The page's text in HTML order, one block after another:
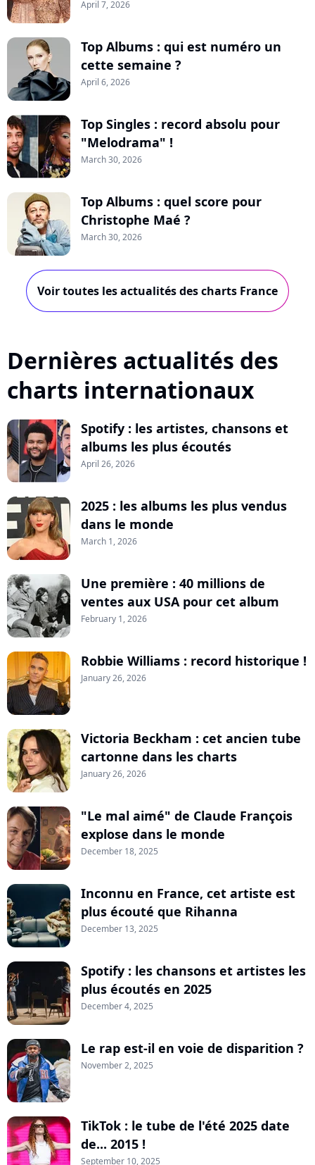
April 7, 2026
Top Albums : qui est numéro un
cette semaine ?
April 6, 2026
Top Singles : record absolu pour
"Melodrama" !
March 30, 2026
Top Albums : quel score pour
Christophe Maé ?
March 30, 2026
Voir toutes les actualités des charts France
Dernières actualités des
charts internationaux
Spotify : les artistes, chansons et
albums les plus écoutés
April 26, 2026
2025 : les albums les plus vendus
dans le monde
March 1, 2026
Une première : 40 millions de
ventes aux USA pour cet album
February 1, 2026
Robbie Williams : record historique !
January 26, 2026
Victoria Beckham : cet ancien tube
cartonne dans les charts
January 26, 2026
"Le mal aimé" de Claude François
explose dans le monde
December 18, 2025
Inconnu en France, cet artiste est
plus écouté que Rihanna
December 13, 2025
Spotify : les chansons et artistes les
plus écoutés en 2025
December 4, 2025
Le rap est-il en voie de disparition ?
November 2, 2025
TikTok : le tube de l'été 2025 date
de... 2015 !
September 10, 2025